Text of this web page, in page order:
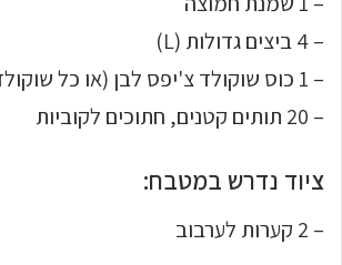
– 4 ביצים גדולות (L)
– 1 כוס שוקולד צ'יפס לבן (או כל שוקולד אחר שתבחרו)
– 20 תותים קטנים, חתוכים לקוביות
ציוד נדרש במטבח:
– 2 קערות לערבוב